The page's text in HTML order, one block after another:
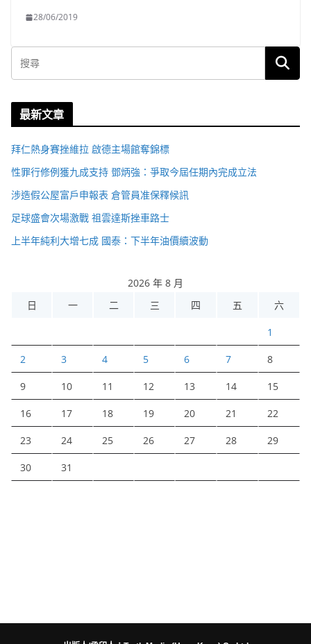
28/06/2019
最新文章
拜仁熱身賽挫維拉 啟德主場館奪錦標
性罪行修例獲九成支持 鄧炳強：爭取今屆任期內完成立法
涉造假公屋富戶申報表 倉管員准保釋候訊
足球盛會次場激戰 祖雲達斯挫車路士
上半年純利大增七成 國泰：下半年油價續波動
2026 年 8 月
日
一 二 三 四 五 六
1
2 3 4 5 6 7 8
9 10 11 12 13 14 15
16 17 18 19 20 21 22
23 24 25 26 27 28 29
30 31